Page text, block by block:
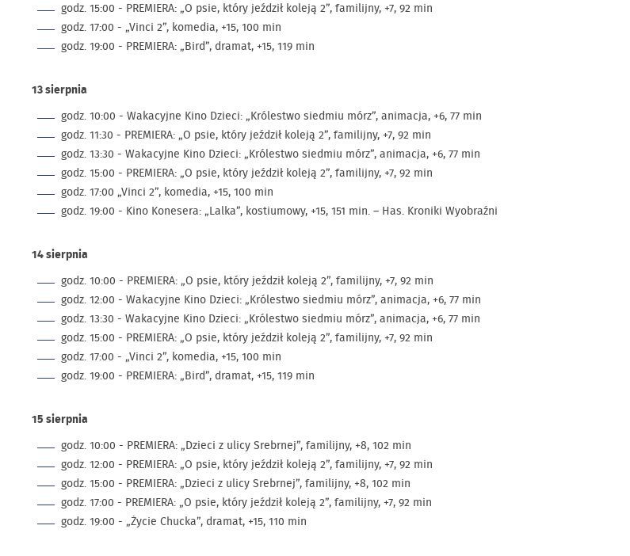
godz. 15:00 - PREMIERA: „O psie, który jeździł koleją 2”, familijny, +7, 92 min
godz. 17:00 - „Vinci 2”, komedia, +15, 100 min
godz. 19:00 - PREMIERA: „Bird”, dramat, +15, 119 min
13 sierpnia
godz. 10:00 - Wakacyjne Kino Dzieci: „Królestwo siedmiu mórz”, animacja, +6, 77 min
godz. 11:30 - PREMIERA: „O psie, który jeździł koleją 2”, familijny, +7, 92 min
godz. 13:30 - Wakacyjne Kino Dzieci: „Królestwo siedmiu mórz”, animacja, +6, 77 min
godz. 15:00 - PREMIERA: „O psie, który jeździł koleją 2”, familijny, +7, 92 min
godz. 17:00 „Vinci 2”, komedia, +15, 100 min
godz. 19:00 - Kino Konesera: „Lalka”, kostiumowy, +15, 151 min. – Has. Kroniki Wyobraźni
14 sierpnia
godz. 10:00 - PREMIERA: „O psie, który jeździł koleją 2”, familijny, +7, 92 min
godz. 12:00 - Wakacyjne Kino Dzieci: „Królestwo siedmiu mórz”, animacja, +6, 77 min
godz. 13:30 - Wakacyjne Kino Dzieci: „Królestwo siedmiu mórz”, animacja, +6, 77 min
godz. 15:00 - PREMIERA: „O psie, który jeździł koleją 2”, familijny, +7, 92 min
godz. 17:00 - „Vinci 2”, komedia, +15, 100 min
godz. 19:00 - PREMIERA: „Bird”, dramat, +15, 119 min
15 sierpnia
godz. 10:00 - PREMIERA: „Dzieci z ulicy Srebrnej”, familijny, +8, 102 min
godz. 12:00 - PREMIERA: „O psie, który jeździł koleją 2”, familijny, +7, 92 min
godz. 15:00 - PREMIERA: „Dzieci z ulicy Srebrnej”, familijny, +8, 102 min
godz. 17:00 - PREMIERA: „O psie, który jeździł koleją 2”, familijny, +7, 92 min
godz. 19:00 - „Życie Chucka”, dramat, +15, 110 min